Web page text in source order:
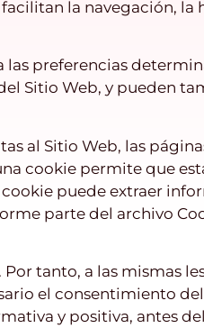
la navegación, la
preferencias
Sitio Web, y pueden
al Sitio Web, las
cookie permite que
puede extraer
parte del archivo
tanto, a las mismas
el consentimiento
y positiva, antes